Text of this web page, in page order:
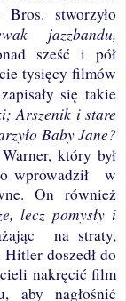
stworzyło
jazzbandu,
sześć i pół
tysięcy filmów
się takie
Arszenik i stare
Baby Jane?
który był
wprowadził
w
On również
lecz pomysły i
na straty,
doszedł do
nakręcić film
aby nagłośnić